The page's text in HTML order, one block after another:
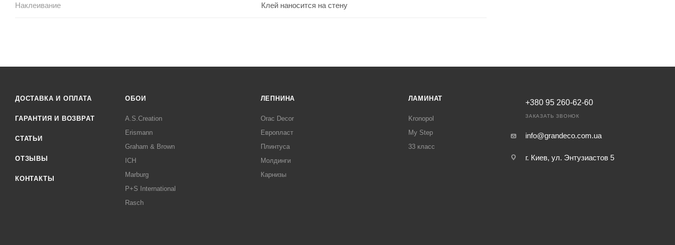
Наклеивание Клей наносится на стену
ДОСТАВКА И ОПЛАТА
ГАРАНТИЯ И ВОЗВРАТ
СТАТЬИ
ОТЗЫВЫ
КОНТАКТЫ
ОБОИ
A.S.Creation
Erismann
Graham & Brown
ICH
Marburg
P+S International
Rasch
ЛЕПНИНА
Orac Decor
Европласт
Плинтуса
Молдинги
Карнизы
ЛАМИНАТ
Kronopol
My Step
33 класс
+380 95 260-62-60
ЗАКАЗАТЬ ЗВОНОК
info@grandeco.com.ua
г. Киев, ул. Энтузиастов 5